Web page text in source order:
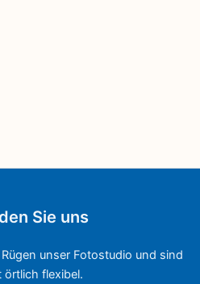
Sie uns
unser Fotostudio und sind
örtlich flexibel.